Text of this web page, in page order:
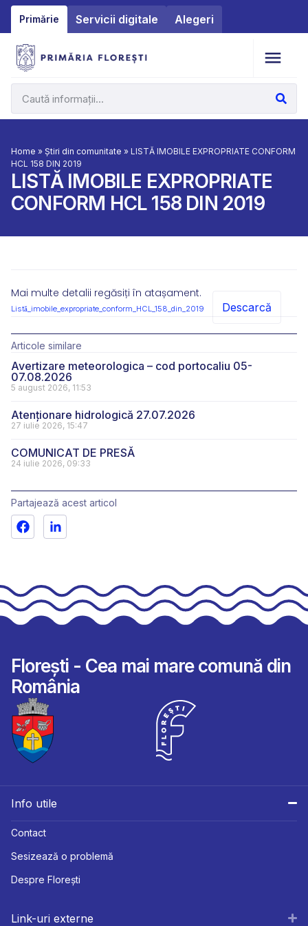
Primărie Servicii digitale Alegeri
Home » Știri din comunitate » LISTĂ IMOBILE EXPROPRIATE CONFORM
HCL 158 DIN 2019
LISTĂ IMOBILE EXPROPRIATE
CONFORM HCL 158 DIN 2019
Mai multe detalii regăsiți în atașament.
Listă_imobile_expropriate_conform_HCL_158_din_2019 Descarcă
Articole similare
Avertizare meteorologica – cod portocaliu 05-
07.08.2026
5 august 2026, 11:53
Atenționare hidrologică 27.07.2026
27 iulie 2026, 15:47
COMUNICAT DE PRESĂ
24 iulie 2026, 09:33
Partajează acest articol
Florești - Cea mai mare comună din
România
Info utile
Contact
Sesizează o problemă
Despre Florești
Link-uri externe